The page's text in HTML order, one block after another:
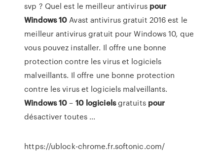
svp ? Quel est le meilleur antivirus pour
Windows10Avast antivirus gratuit 2016 est le
meilleur antivirus gratuit pour Windows 10, que
vous pouvez installer. Il offre une bonne
protection contre les virus et logiciels
malveillants. Il offre une bonne protection
contre les virus et logiciels malveillants.
Windows10– 10 logicielsgratuits pour
désactiver toutes ...
https://ublock-chrome.fr.softonic.com/